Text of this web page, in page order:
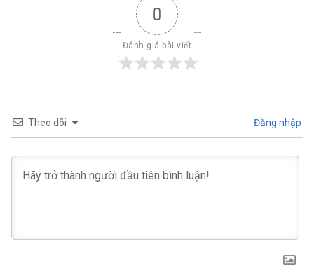
0
Đánh giá bài viết
Theo dõi Đăng nhập